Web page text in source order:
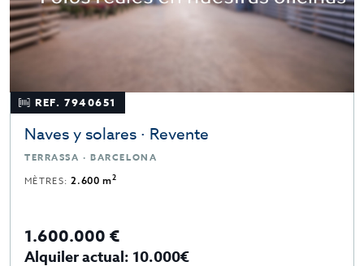
REF. 7940651
Naves y solares · Revente
TERRASSA · BARCELONA
MÈTRES:2.600 m2
1.600.000 €
Alquiler actual: 10.000€